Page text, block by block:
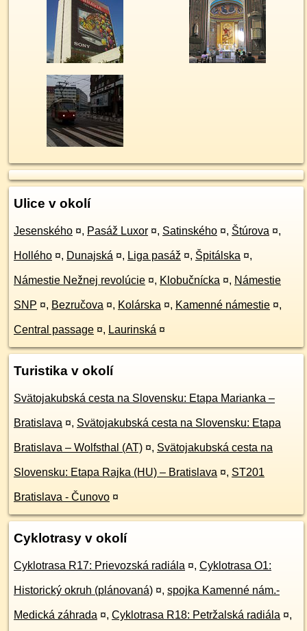
Ulice v okolí
Jesenského ¤, Pasáž Luxor ¤, Satinského ¤, Štúrova ¤,
Hollého ¤, Dunajská ¤, Liga pasáž ¤, Špitálska ¤,
Námestie Nežnej revolúcie ¤, Klobučnícka ¤, Námestie
SNP ¤, Bezručova ¤, Kolárska ¤, Kamenné námestie ¤,
Central passage ¤, Laurinská ¤
Turistika v okolí
Svätojakubská cesta na Slovensku: Etapa Marianka –
Bratislava ¤, Svätojakubská cesta na Slovensku: Etapa
Bratislava – Wolfsthal (AT) ¤, Svätojakubská cesta na
Slovensku: Etapa Rajka (HU) – Bratislava ¤, ST201
Bratislava - Čunovo ¤
Cyklotrasy v okolí
Cyklotrasa R17: Prievozská radiála ¤, Cyklotrasa O1:
Historický okruh (plánovaná) ¤, spojka Kamenné nám.-
Medická záhrada ¤, Cyklotrasa R18: Petržalská radiála ¤,